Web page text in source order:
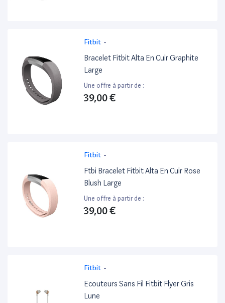
Fitbit -
Bracelet Fitbit Alta En Cuir Graphite
Large
Une offre à partir de :
39,00 €
Fitbit -
Ftbi Bracelet Fitbit Alta En Cuir Rose
Blush Large
Une offre à partir de :
39,00 €
Fitbit -
Ecouteurs Sans Fil Fitbit Flyer Gris
Lune